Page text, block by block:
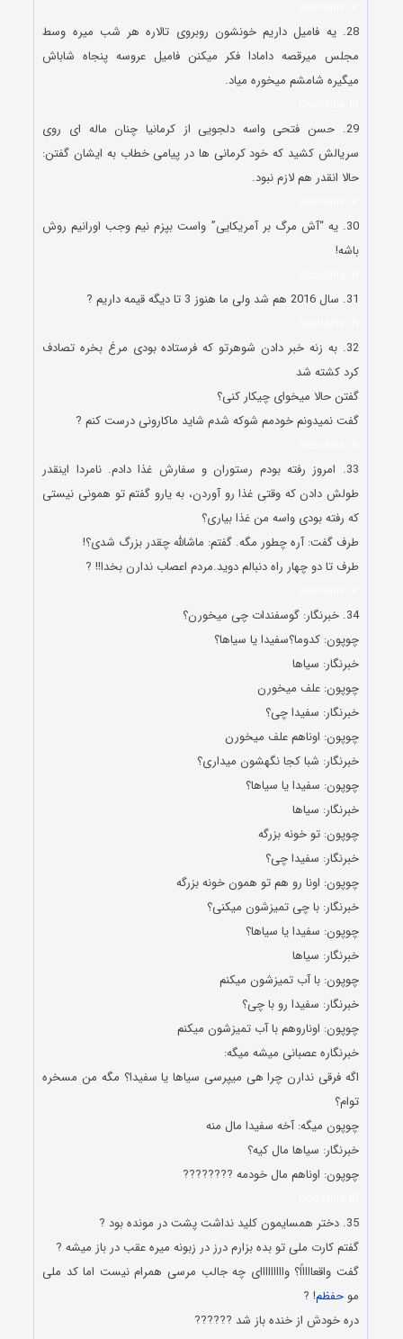
28. یه فامیل داریم خونشون روبروی تالاره هر شب میره وسط
مجلس میرقصه دامادا فکر میکنن فامیل عروسه پنجاه شاباش
میگیره شامشم میخوره میاد.
29. حسن فتحی واسه دلجویی از کرمانیا چنان ماله ای روی
سریالش کشید که خود کرمانی ها در پیامی خطاب به ایشان گفتن:
حالا انقدر هم لازم نبود.
30. یه “آش مرگ بر آمریکایی” واست بپزم نیم وجب اورانیم روش
باشه!
31. سال 2016 هم شد ولی ما هنوز 3 تا دیگه قیمه داریم ?
32. به زنه خبر دادن شوهرتو که فرستاده بودی مرغ بخره تصادف
کرد کشته شد
گفتن حالا میخوای چیکار کنی؟
گفت نمیدونم خودمم شوکه شدم شاید ماکارونی درست کنم ?
33. امروز رفته بودم رستوران و سفارش غذا دادم. نامردا اینقدر
طولش دادن که وقتی غذا رو آوردن، به یارو گفتم تو همونی نیستی
که رفته بودی واسه من غذا بیاری؟
طرف گفت: آره چطور مگه. گفتم: ماشالله چقدر بزرگ شدی؟!
طرف تا دو چهار راه دنبالم دوید.مردم اعصاب ندارن بخدا!! ?
34. ﺧﺒﺮﻧﮕﺎﺭ: ﮔﻮﺳﻔﻨﺪﺍﺕ ﭼﯽ ﻣﯿﺨﻮﺭﻥ؟
ﭼﻮﭘﻮﻥ: ﮐﺪﻭﻣﺎ؟ﺳﻔﯿﺪﺍ ﯾﺎ ﺳﯿﺎﻫﺎ؟
ﺧﺒﺮﻧﮕﺎﺭ: ﺳﯿﺎﻫﺎ
ﭼﻮﭘﻮﻥ: ﻋﻠﻒ میخورن
ﺧﺒﺮﻧﮕﺎﺭ: ﺳﻔﯿﺪﺍ ﭼﯽ؟
ﭼﻮﭘﻮﻥ: ﺍﻭﻧﺎﻫﻢ ﻋﻠﻒ ﻣﯿﺨﻮﺭﻥ
ﺧﺒﺮﻧﮕﺎﺭ: ﺷﺒﺎ ﮐﺠﺎ ﻧﮕﻬﺸﻮﻥ ﻣﯿﺪﺍﺭﯼ؟
ﭼﻮﭘﻮﻥ: ﺳﻔﯿﺪﺍ ﯾﺎ ﺳﯿﺎﻫﺎ؟
ﺧﺒﺮﻧﮕﺎﺭ: ﺳﯿﺎﻫﺎ
ﭼﻮﭘﻮﻥ: ﺗﻮ ﺧﻮﻧﻪ ﺑﺰﺭگه
ﺧﺒﺮﻧﮕﺎﺭ: ﺳﻔﯿﺪﺍ ﭼﯽ؟
ﭼﻮﭘﻮﻥ: ﺍﻭﻧﺎ ﺭﻭ ﻫﻢ ﺗﻮ ﻫﻤﻮﻥ ﺧﻮﻧﻪ ﺑﺰﺭﮔﻪ
ﺧﺒﺮﻧﮕﺎﺭ: ﺑﺎ ﭼﯽ ﺗﻤﯿﺰﺷﻮﻥ ﻣﯿﮑﻨﯽ؟
ﭼﻮﭘﻮﻥ: ﺳﻔﯿﺪﺍ ﯾﺎ ﺳﯿﺎﻫﺎ؟
ﺧﺒﺮﻧﮕﺎﺭ: ﺳﯿﺎﻫﺎ
ﭼﻮﭘﻮﻥ: ﺑﺎ ﺁﺏ ﺗﻤﯿﺰﺷﻮﻥ ﻣﯿﮑﻨﻢ
ﺧﺒﺮﻧﮕﺎﺭ: ﺳﻔﯿﺪﺍ ﺭﻭ ﺑﺎ ﭼﯽ؟
ﭼﻮﭘﻮﻥ: ﺍﻭﻧﺎﺭﻭﻫﻢ ﺑﺎ ﺁﺏ ﺗﻤﯿﺰﺷﻮﻥ ﻣﯿﮑﻨﻢ
ﺧﺒﺮﻧﮕﺎﺭﻩ ﻋﺼﺒﺎﻧﯽ ﻣﯿﺸﻪ ﻣﯿﮕﻪ:
اگه فرقی ندارن چرا هی میپرسی سیاها یا سفیدا؟ مگه من مسخره
توام؟
ﭼﻮﭘﻮﻥ میگه: ﺁﺧﻪ ﺳﻔﯿﺪﺍ ﻣﺎﻝ ﻣﻨﻪ
ﺧﺒﺮﻧﮕﺎﺭ: ﺳﯿﺎﻫﺎ ﻣﺎﻝ ﮐﯿﻪ؟
ﭼﻮﭘﻮﻥ: ﺍﻭﻧﺎﻫﻢ ﻣﺎﻝ ﺧﻮﺩﻣﻪ ????????
35. دختر همسایمون کلید نداشت پشت در مونده بود ?
گفتم کارت ملی تو بده بزارم درز در زبونه میره عقب در باز میشه ?
گفت واقعاااااً؟ وااااااااای چه جالب مرسی همرام نیست اما کد ملی
موحفظم! ?
دره خودش از خنده باز شد ??????